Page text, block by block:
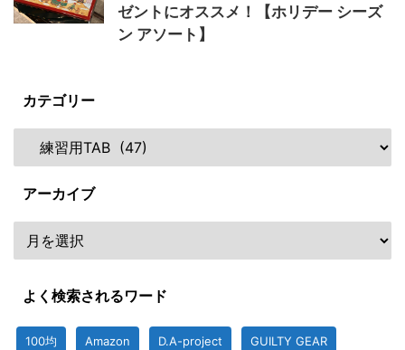
ゼントにオススメ！【ホリデー シーズ
ン アソート】
カテゴリー
アーカイブ
よく検索されるワード
100均 Amazon D.A-project GUILTY GEAR